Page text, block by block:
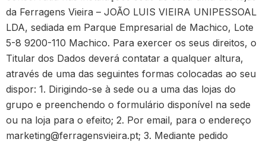
da Ferragens Vieira – JOÃO LUIS VIEIRA UNIPESSOAL
LDA, sediada em Parque Empresarial de Machico, Lote
5-8 9200-110 Machico. Para exercer os seus direitos, o
Titular dos Dados deverá contatar a qualquer altura,
através de uma das seguintes formas colocadas ao seu
dispor: 1. Dirigindo-se à sede ou a uma das lojas do
grupo e preenchendo o formulário disponível na sede
ou na loja para o efeito; 2. Por email, para o endereço
marketing@ferragensvieira.pt; 3. Mediante pedido